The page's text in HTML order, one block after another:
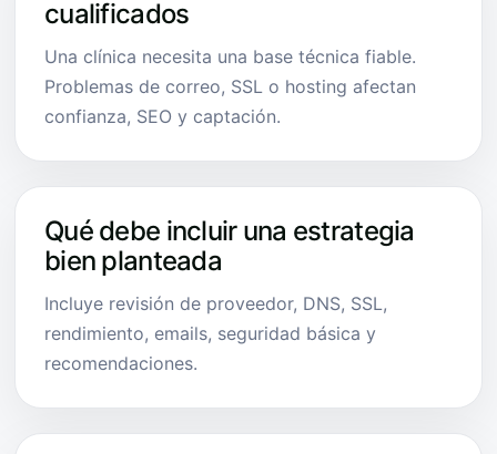
cualificados
Una clínica necesita una base técnica fiable.
Problemas de correo, SSL o hosting afectan
confianza, SEO y captación.
Qué debe incluir una estrategia
bien planteada
Incluye revisión de proveedor, DNS, SSL,
rendimiento, emails, seguridad básica y
recomendaciones.